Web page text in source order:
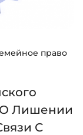
право
О Лишении
С